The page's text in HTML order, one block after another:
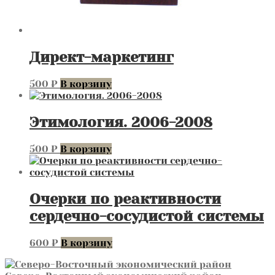
Директ-маркетинг
500 ₽ В корзину
Этимология. 2006-2008
500 ₽ В корзину
Очерки по реактивности
сердечно-сосудистой системы
600 ₽ В корзину